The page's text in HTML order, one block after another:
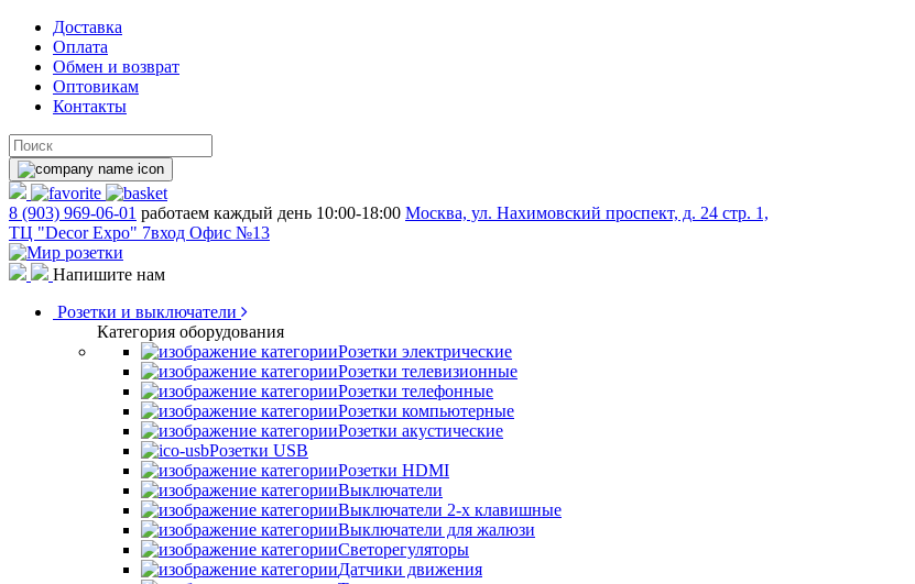
Доставка
Оплата
Обмен и возврат
Оптовикам
Контакты
8 (903) 969-06-01 работаем каждый день 10:00-18:00 Москва, ул. Нахимовский проспект, д. 24 стр. 1,
ТЦ "Decor Expo" 7вход Офис №13
Напишите нам
Розетки и выключатели
Категория оборудования
Розетки электрические
Розетки телевизионные
Розетки телефонные
Розетки компьютерные
Розетки акустические
Розетки USB
Розетки HDMI
Выключатели
Выключатели 2-х клавишные
Выключатели для жалюзи
Светорегуляторы
Датчики движения